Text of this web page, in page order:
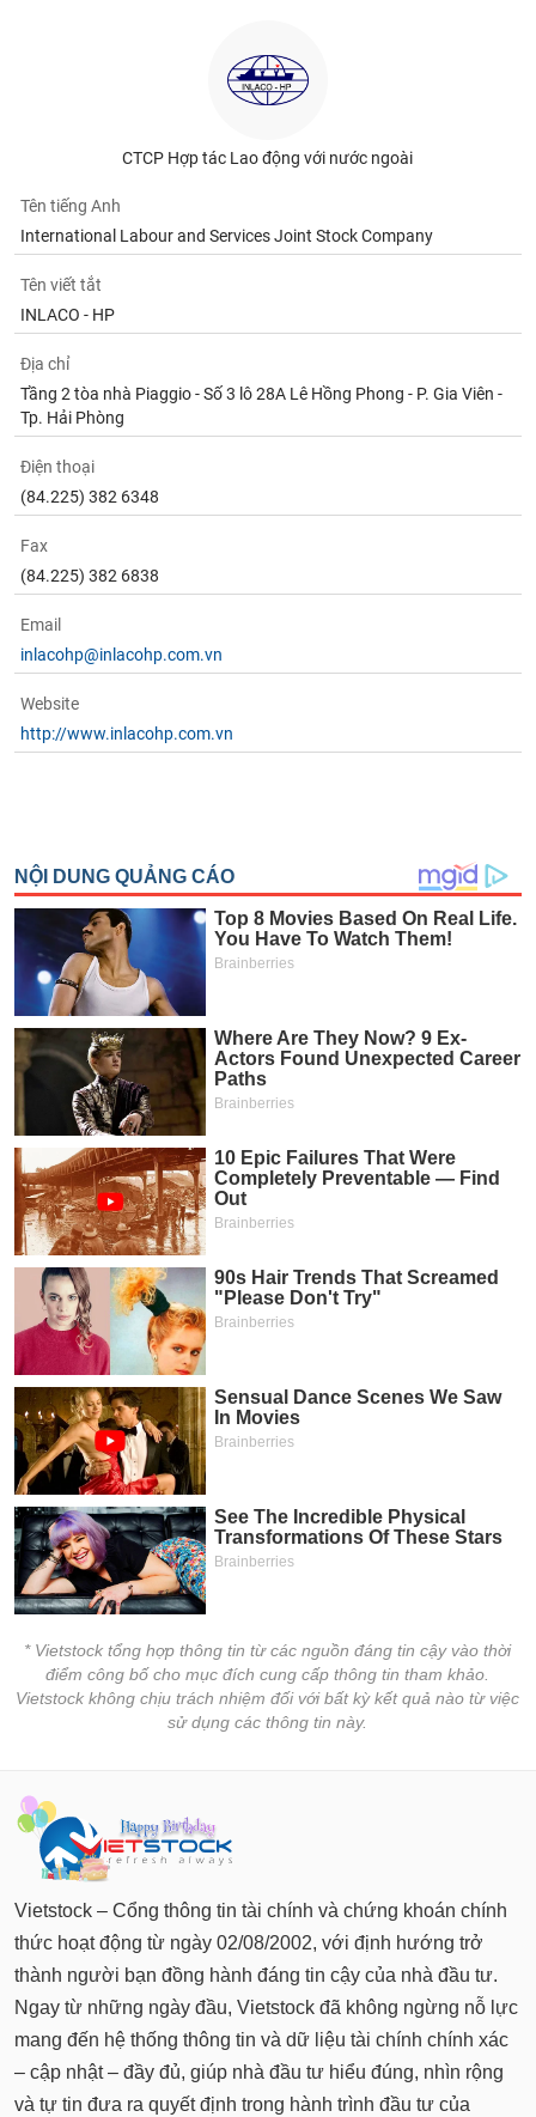
CTCP Hợp tác Lao động với nước ngoài
Tên tiếng Anh
International Labour and Services Joint Stock Company
Tên viết tắt
INLACO - HP
Địa chỉ
Tầng 2 tòa nhà Piaggio - Số 3 lô 28A Lê Hồng Phong - P. Gia Viên -
Tp. Hải Phòng
Điện thoại
(84.225) 382 6348
Fax
(84.225) 382 6838
Email
inlacohp@inlacohp.com.vn
Website
http://www.inlacohp.com.vn
* Vietstock tổng hợp thông tin từ các nguồn đáng tin cậy vào thời
điểm công bố cho mục đích cung cấp thông tin tham khảo.
Vietstock không chịu trách nhiệm đối với bất kỳ kết quả nào từ việc
sử dụng các thông tin này.
Vietstock – Cổng thông tin tài chính và chứng khoán chính
thức hoạt động từ ngày 02/08/2002, với định hướng trở
thành người bạn đồng hành đáng tin cậy của nhà đầu tư.
Ngay từ những ngày đầu, Vietstock đã không ngừng nỗ lực
mang đến hệ thống thông tin và dữ liệu tài chính chính xác
– cập nhật – đầy đủ, giúp nhà đầu tư hiểu đúng, nhìn rộng
và tự tin đưa ra quyết định trong hành trình đầu tư của